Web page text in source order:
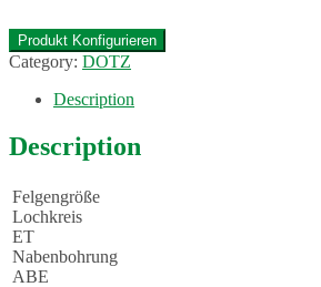
Produkt Konfigurieren
Category: DOTZ
Description
Description
Felgengröße
Lochkreis
ET
Nabenbohrung
ABE